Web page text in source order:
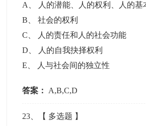
A
人的潜能、人的权利、人的基
B 、社会的权利
C
人的责任和人的社会功能
D
人的自我抉择权利
E
人与社会间的独立性
答案： A,B,C,D
23 、【 多选题 】